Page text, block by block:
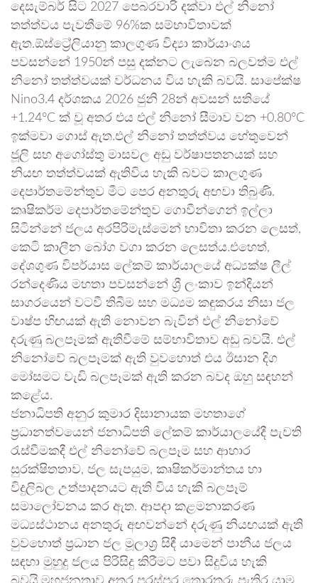
දෙසැම්බර් සිට 2027 පෙබරවාරි දක්වා එල් නිනෝ
තත්ත්වය පැවතීමේ 96%ක සම්භාවිතාවක්
ඇත.ඕස්ට්‍රේලියානු කාලගුණ විද්‍යා කාර්යාංශය
පවසන්නේ 1950න් පසු දක්නට ලැබෙන බලවත්ම එල්
නිනෝ තත්ත්වයක් වර්ධනය විය හැකි බවයි. සාපේක්ෂ
Nino3.4 දර්ශකය 2026 ජුනි 28න් අවසන් සතියේ
+1.24°C ක් වූ අතර එය එල් නිනෝ සීමාව වන +0.80°C
ඉක්මවා ගොස් ඇත.එල් නිනෝ තත්ත්වය හේතුවෙන්
ජූලි සහ අගෝස්තු මාසවල අඩු වර්ෂාපතනයක් සහ
නියඟ තත්ත්වයක් ඇතිවිය හැකි බවට කාලගුණ
දෙපාර්තමේන්තුව මීට පෙර අනතුරු අඟවා තිබුණි.
කෘෂිකර්ම දෙපාර්තමේන්තුව ගොවීන්ගෙන් ඉල්ලා
සිටින්නේ ජලය අරපිරිමැස්මෙන් භාවිතා කරන ලෙසත්,
කෙටි කාලීන බෝග වගා කරන ලෙසත්ය.එහෙත්,
දේශගුණ විපර්යාස ලේකම් කාර්යාලයේ අධ්‍යක්ෂ ලීල්
රන්දෙණිය මහතා පවසන්නේ ශ්‍රී ලංකාව ඉන්දියන්
සාගරයෙන් වටවී තිබීම සහ මධ්‍යම කඳුකරය නිසා ජල
වාෂ්ප හිඟයක් ඇති නොවන බැවින් එල් නිනෝවේ
දරුණු බලපෑමක් ඇතිවීමේ සම්භාවිතාව අඩු බවයි. එල්
නිනෝවේ බලපෑමක් ඇති වුවහොත් එය ඊසාන දිග
මෝසමට වැඩි බලපෑමක් ඇති කරන බවද ඔහු සඳහන්
කළේය.
ජනාධිපති අනුර කුමාර දිසානායක මහතාගේ
ප්‍රධානත්වයෙන් ජනාධිපති ලේකම් කාර්යාලයේදී පැවති
රැස්වීමකදී එල් නිනෝවේ බලපෑම සහ ආහාර
සුරක්ෂිතතාව, ජල සැපයුම, කෘෂිකර්මාන්තය හා
විදුලිබල උත්පාදනයට ඇති විය හැකි බලපෑම්
සමාලෝචනය කර ඇත. ආපදා කළමනාකරණ
මධ්‍යස්ථානය අනතුරු අඟවන්නේ දරුණු නියඟයක් ඇති
වුවහොත් ප්‍රධාන ජල මූලාශ්‍ර සිඳී යාමෙන් පානීය ජලය
සඳහා මුහුදු ජලය පිරිසිදු කිරීමට පවා සිදුවිය හැකි